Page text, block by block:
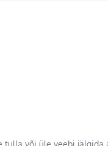
või üle veebi